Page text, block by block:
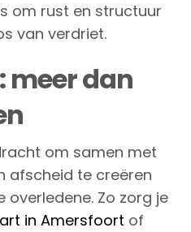
om rust en structuur
van verdriet.
meer dan
om samen met
afscheid te creëren
Zo zorg je
in Amersfoort of